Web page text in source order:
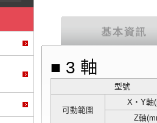
■ 3 軸
型號
可動範圍
X・Y軸
Z軸